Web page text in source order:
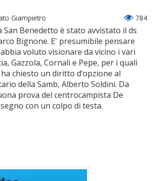
Giampietro 784
Benedetto è stato avvistato il ds
Bignone. E' presumibile pensare
voluto visionare da vicino i vari
Gazzola, Cornali e Pepe, per i quali
chiesto un diritto d’opzione al
della Samb, Alberto Soldini. Da
prova del centrocampista De
con un colpo di testa.